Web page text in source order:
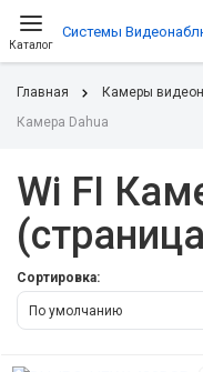
Каталог
Системы
Главная Камеры
Камера Dahua
Wi FI
Сортировка: